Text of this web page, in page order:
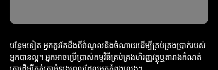
បន្ថែមទៀត អ្នកគួរតែដឹងពីចំណូលនិងចំណាយដើម្បីគ្រប់គ្រងប្រាក់របស់
អ្នកបានល្អ។ អ្នកអាចប្រើប្រាស់កម្មវិធីគ្រប់គ្រងហិរញ្ញវត្ថុឬតារាងកំណត់